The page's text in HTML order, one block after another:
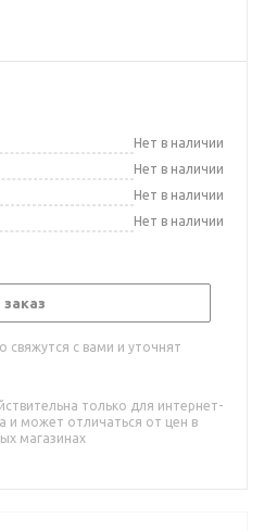
Нет в наличии
Нет в наличии
Нет в наличии
Нет в наличии
с вами и уточнят
только для интернет-
и может отличаться от цен в
магазинах